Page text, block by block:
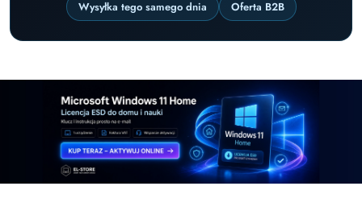
Wysyłka tego samego dnia
Oferta B2B
Pomiń karuzelę promocyjną